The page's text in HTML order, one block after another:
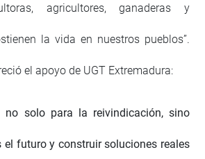
agricultores, ganaderas y
la vida en nuestros pueblos”.
el apoyo de UGT Extremadura:
no solo para la reivindicación, sino
el futuro y construir soluciones reales